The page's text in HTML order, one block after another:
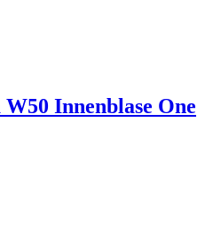
W50 Innenblase One